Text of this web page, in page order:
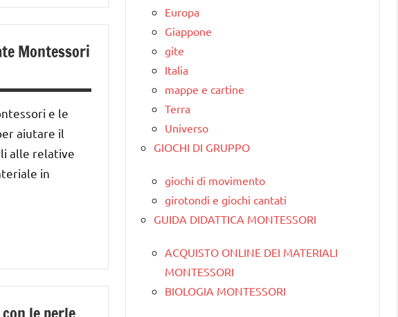
Montessori
e le
aiutare il
alle relative
in
Europa
Giappone
gite
Italia
mappe e cartine
Terra
Universo
GIOCHI DI GRUPPO
giochi di movimento
girotondi e giochi cantati
GUIDA DIDATTICA MONTESSORI
ACQUISTO ONLINE DEI MATERIALI
MONTESSORI
BIOLOGIA MONTESSORI